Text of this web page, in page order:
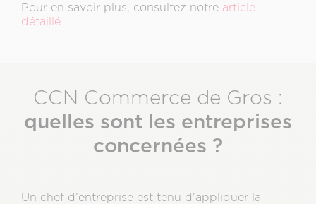
Pour en savoir plus, consultez notre article
détaillé
CCN Commerce de Gros :
quelles sont les entreprises
concernées ?
Un chef d’entreprise est tenu d’appliquer la